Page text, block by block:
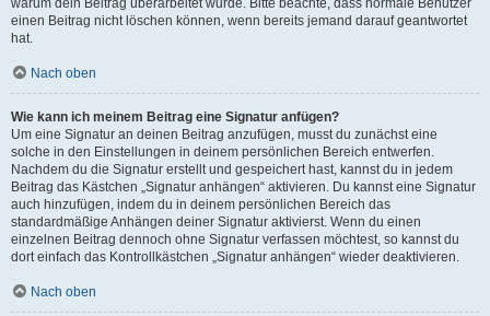
warum dein Beitrag überarbeitet wurde. Bitte beachte, dass normale Benutzer
einen Beitrag nicht löschen können, wenn bereits jemand darauf geantwortet
hat.
Nach oben
Wie kann ich meinem Beitrag eine Signatur anfügen?
Um eine Signatur an deinen Beitrag anzufügen, musst du zunächst eine
solche in den Einstellungen in deinem persönlichen Bereich entwerfen.
Nachdem du die Signatur erstellt und gespeichert hast, kannst du in jedem
Beitrag das Kästchen „Signatur anhängen“ aktivieren. Du kannst eine Signatur
auch hinzufügen, indem du in deinem persönlichen Bereich das
standardmäßige Anhängen deiner Signatur aktivierst. Wenn du einen
einzelnen Beitrag dennoch ohne Signatur verfassen möchtest, so kannst du
dort einfach das Kontrollkästchen „Signatur anhängen“ wieder deaktivieren.
Nach oben